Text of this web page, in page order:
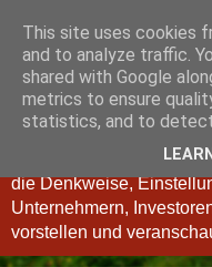
"Wer verstanden hat,
auch ein besserer
Munger. Deshalb
die Denkweise,
Unternehmern,
vorstellen und
This site uses cookies
and to analyze traffic.
shared with Google
metrics to ensure
statistics, and to detect